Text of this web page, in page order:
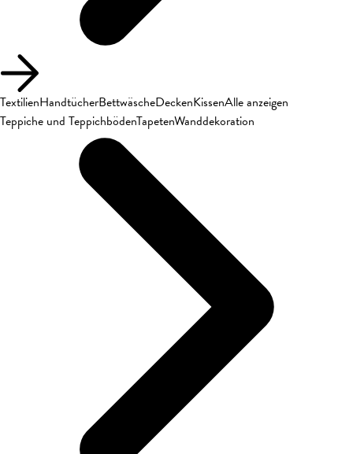
TextilienHandtücherBettwäscheDeckenKissenAlle anzeigen
Teppiche und TeppichbödenTapetenWanddekoration